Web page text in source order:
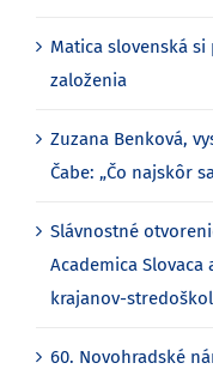
Matica slovenská
založenia
Zuzana Benková,
Čabe: „Čo najskôr
Slávnostné
Academica
krajanov-
60. Novohradské